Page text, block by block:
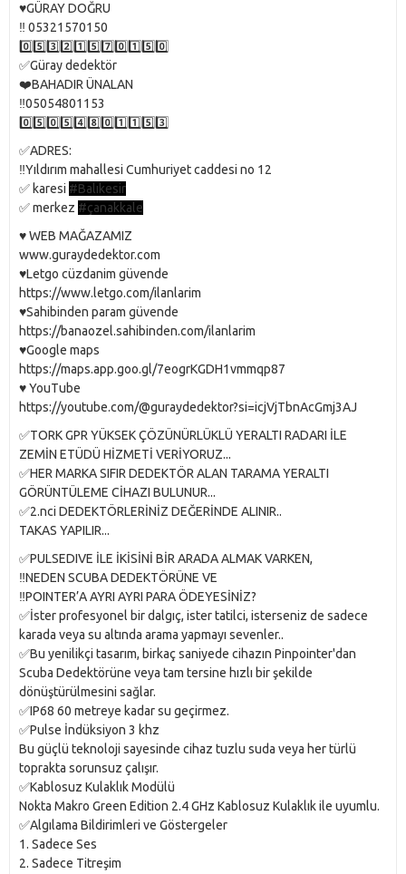
♥️GÜRAY DOĞRU
‼️ 05321570150
0️⃣5️⃣3️⃣2️⃣1️⃣5️⃣7️⃣0️⃣1️⃣5️⃣0️⃣
✅Güray dedektör
❤️BAHADIR ÜNALAN
‼️05054801153
0️⃣5️⃣0️⃣5️⃣4️⃣8️⃣0️⃣1️⃣1️⃣5️⃣3️⃣
✅ADRES:
‼️Yıldırım mahallesi Cumhuriyet caddesi no 12
✅ karesi #Balıkesir
✅ merkez #çanakkale
♥️ WEB MAĞAZAMIZ
www.guraydedektor.com
♥️Letgo cüzdanim güvende
https://www.letgo.com/ilanlarim
♥️Sahibinden param güvende
https://banaozel.sahibinden.com/ilanlarim
♥️Google maps
https://maps.app.goo.gl/7eogrKGDH1vmmqp87
♥️ YouTube
https://youtube.com/@guraydedektor?si=icjVjTbnAcGmj3AJ
✅TORK GPR YÜKSEK ÇÖZÜNÜRLÜKLÜ YERALTI RADARI İLE
ZEMİN ETÜDÜ HİZMETİ VERİYORUZ...
✅HER MARKA SIFIR DEDEKTÖR ALAN TARAMA YERALTI
GÖRÜNTÜLEME CİHAZI BULUNUR...
✅2.nci DEDEKTÖRLERİNİZ DEĞERİNDE ALINIR..
TAKAS YAPILIR...
✅PULSEDIVE İLE İKİSİNİ BİR ARADA ALMAK VARKEN,
‼️NEDEN SCUBA DEDEKTÖRÜNE VE
‼️POINTER’A AYRI AYRI PARA ÖDEYESİNİZ?
✅İster profesyonel bir dalgıç, ister tatilci, isterseniz de sadece
karada veya su altında arama yapmayı sevenler..
✅Bu yenilikçi tasarım, birkaç saniyede cihazın Pinpointer'dan
Scuba Dedektörüne veya tam tersine hızlı bir şekilde
dönüştürülmesini sağlar.
✅IP68 60 metreye kadar su geçirmez.
✅Pulse İndüksiyon 3 khz
Bu güçlü teknoloji sayesinde cihaz tuzlu suda veya her türlü
toprakta sorunsuz çalışır.
✅Kablosuz Kulaklık Modülü
Nokta Makro Green Edition 2.4 GHz Kablosuz Kulaklık ile uyumlu.
✅Algılama Bildirimleri ve Göstergeler
1. Sadece Ses
2. Sadece Titreşim